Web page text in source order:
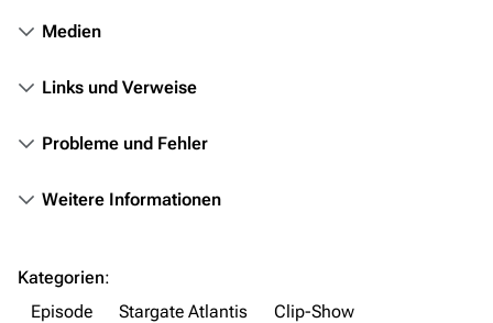
Völker
Fanprojekte
Medien
Links und Verweise
Probleme und Fehler
Weitere Informationen
Kategorien:
Episode
Stargate Atlantis
Clip-Show